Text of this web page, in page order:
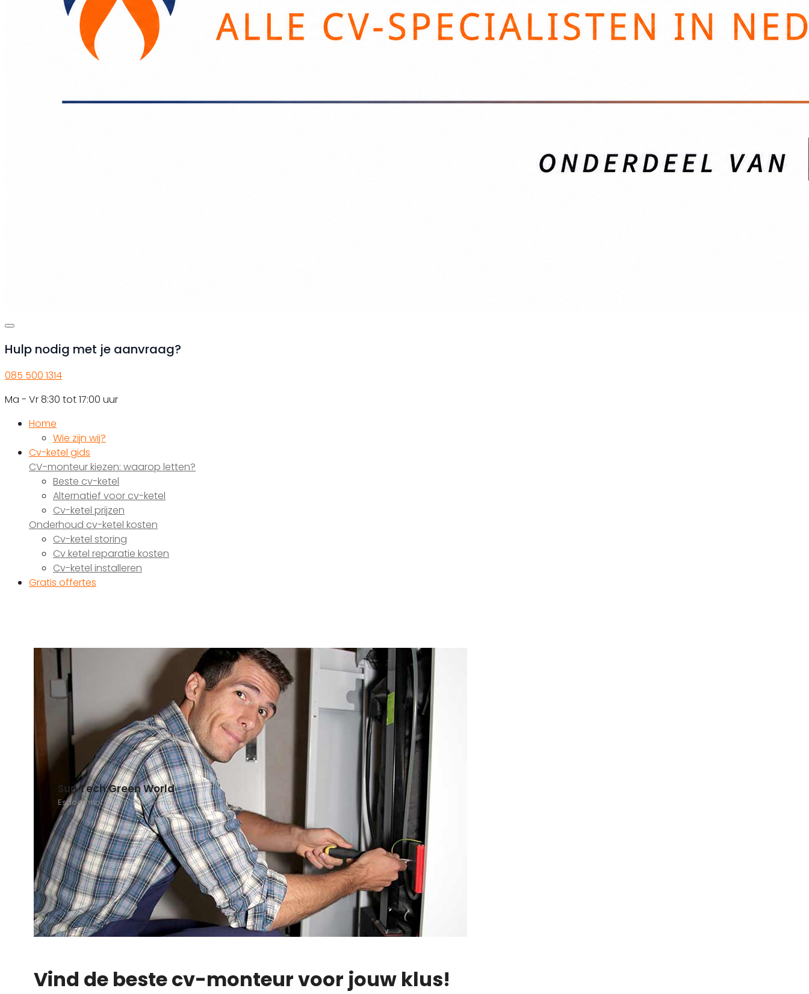
Hulp nodig met je aanvraag?
085 500 1314
Ma - Vr 8:30 tot 17:00 uur
Home
Wie zijn wij?
Cv-ketel gids
CV-monteur kiezen: waarop letten?
Beste cv-ketel
Alternatief voor cv-ketel
Cv-ketel prijzen
Onderhoud cv-ketel kosten
Cv-ketel storing
Cv ketel reparatie kosten
Cv-ketel installeren
Gratis offertes
Sun Tech Green World
Esdoornhof 6, 5707PG Helmond
Vind de beste cv-monteur voor jouw klus!